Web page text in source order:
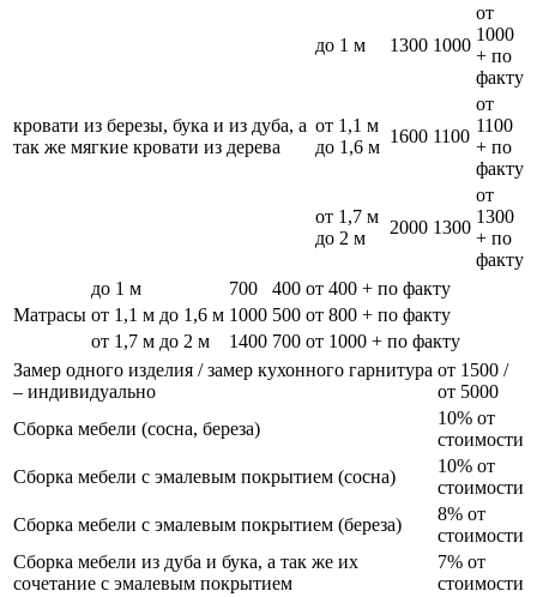
кровати из березы, бука и из дуба, а
так же мягкие кровати из дерева
до 1 м 1300 1000
от
1000
+ по
факту
от 1,1 м
до 1,6 м
1600 1100
от
1100
+ по
факту
от 1,7 м
до 2 м
2000 1300
от
1300
+ по
факту
Матрасы
до 1 м 700 400 от 400 + по факту
от 1,1 м до 1,6 м 1000 500 от 800 + по факту
от 1,7 м до 2 м
1400 700 от 1000 + по факту
Замер одного изделия / замер кухонного гарнитура
– индивидуально
от 1500 /
от 5000
Сборка мебели (сосна, береза)
10% от
стоимости
Сборка мебели с эмалевым покрытием (сосна)
10% от
стоимости
Сборка мебели с эмалевым покрытием (береза)
8% от
стоимости
Сборка мебели из дуба и бука, а так же их
сочетание с эмалевым покрытием
7% от
стоимости